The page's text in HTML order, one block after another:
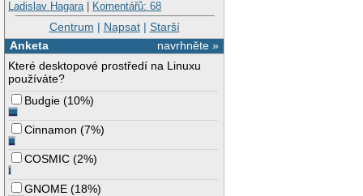
Ladislav Hagara | Komentářů: 68
Centrum | Napsat| Starší
navrhněte »
Anketa
Které desktopové prostředí na Linuxu
používáte?
Budgie (10%)
Cinnamon (7%)
COSMIC (2%)
GNOME (18%)